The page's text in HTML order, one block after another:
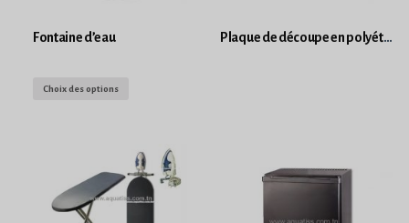
Fontaine d’eau
Choix des options
Plaque de découpe en polyéthylène